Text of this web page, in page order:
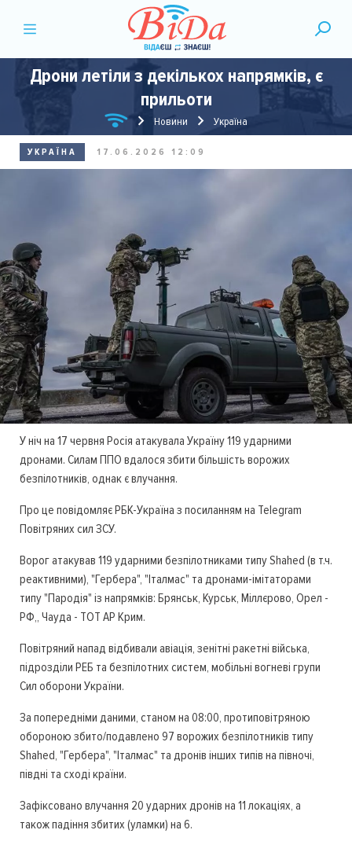
Дрони летіли з декількох напрямків, є
прильоти
Новини Україна
УКРАЇНА 17.06.2026 12:09
У ніч на 17 червня Росія атакувала Україну 119 ударними
дронами. Силам ППО вдалося збити більшість ворожих
безпілотників, однак є влучання.
Про це повідомляє РБК-Україна з посиланням на Telegram
Повітряних сил ЗСУ.
Ворог атакував 119 ударними безпілотниками типу Shahed (в т.ч.
реактивними), "Гербера", "Італмас" та дронами-імітаторами
типу "Пародія" із напрямків: Брянськ, Курськ, Міллєрово, Орел -
РФ,, Чауда - ТОТ АР Крим.
Повітряний напад відбивали авіація, зенітні ракетні війська,
підрозділи РЕБ та безпілотних систем, мобільні вогневі групи
Сил оборони України.
За попередніми даними, станом на 08:00, протиповітряною
обороною збито/подавлено 97 ворожих безпілотників типу
Shahed, "Гербера", "Італмас" та дронів інших типів на півночі,
півдні та сході країни.
Зафіксовано влучання 20 ударних дронів на 11 локаціях, а
також падіння збитих (уламки) на 6.